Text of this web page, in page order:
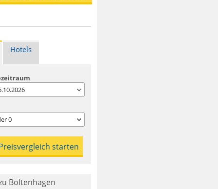
Hotels
0
Boltenhagen